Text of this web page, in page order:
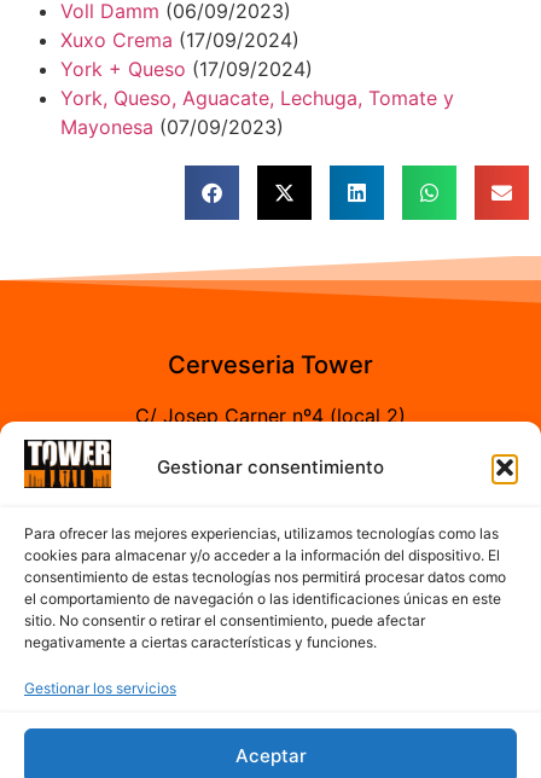
Gestionar consentimiento
Para ofrecer las mejores experiencias, utilizamos tecnologías como las
cookies para almacenar y/o acceder a la información del dispositivo. El
consentimiento de estas tecnologías nos permitirá procesar datos como
el comportamiento de navegación o las identificaciones únicas en este
sitio. No consentir o retirar el consentimiento, puede afectar
negativamente a ciertas características y funciones.
Gestionar los servicios
Aceptar
Voll Damm (06/09/2023)
Xuxo Crema (17/09/2024)
York + Queso (17/09/2024)
York, Queso, Aguacate, Lechuga, Tomate y
Mayonesa (07/09/2023)
Cerveseria Tower
C/ Josep Carner nº4 (local 2)
Horario
A partir de las 7:00h hasta 17:00h de la tarde
De Lunes a Sábado
Contacto